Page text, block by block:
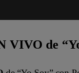
VIVO de